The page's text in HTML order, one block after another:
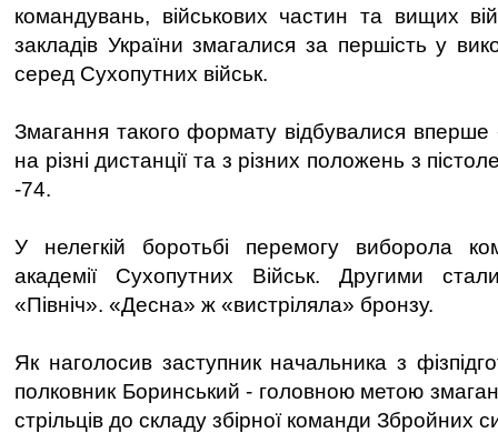
командувань, військових частин та вищих
закладів України змагалися за першість у
серед Сухопутних військ.
Змагання такого формату відбувалися вперше
на різні дистанції та з різних положень з
-74.
У нелегкій боротьбі перемогу виборола
академії Сухопутних Військ. Другими
«Північ». «Десна» ж «вистріляла» бронзу.
Як наголосив заступник начальника з
полковник Боринський - головною метою
стрільців до складу збірної команди Збройних